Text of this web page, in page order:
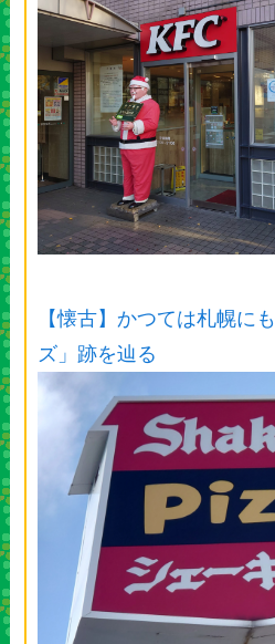
【懐古】かつては札幌に
ズ」跡を辿る